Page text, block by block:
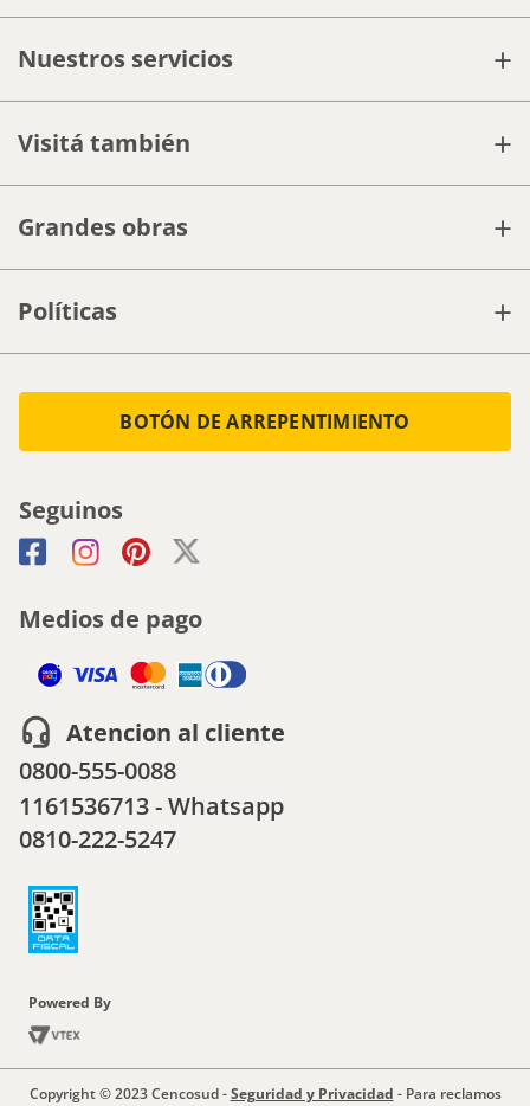
Nuestros servicios +
Visitá también +
Grandes obras +
Políticas +
BOTÓN DE ARREPENTIMIENTO
Seguinos
Medios de pago
Atencion al cliente
0800-555-0088
1161536713 - Whatsapp
0810-222-5247
Powered By
Copyright © 2023 Cencosud -Seguridad y Privacidad - Para reclamos